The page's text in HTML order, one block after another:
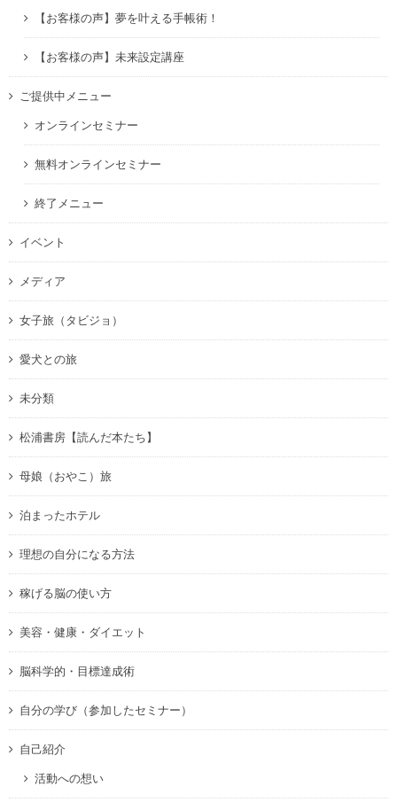
【お客様の声】夢を叶える手帳術！
【お客様の声】未来設定講座
ご提供中メニュー
オンラインセミナー
無料オンラインセミナー
終了メニュー
イベント
メディア
女子旅（タビジョ）
愛犬との旅
未分類
松浦書房【読んだ本たち】
母娘（おやこ）旅
泊まったホテル
理想の自分になる方法
稼げる脳の使い方
美容・健康・ダイエット
脳科学的・目標達成術
自分の学び（参加したセミナー）
自己紹介
活動への想い